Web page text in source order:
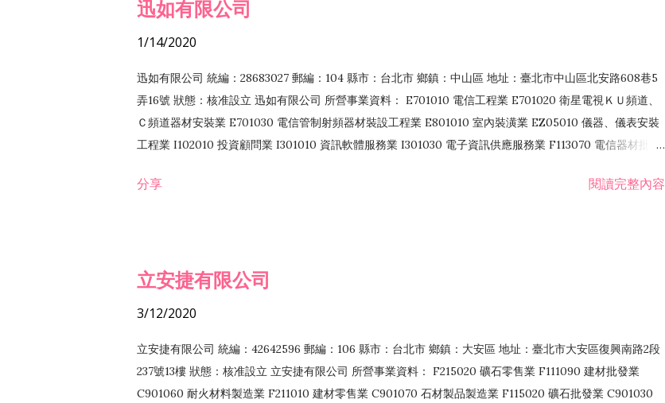
迅如有限公司
1/14/2020
迅如有限公司 統編：28683027 郵編：104 縣市：台北市 鄉鎮：中山區 地址：臺北市中山區北安路608巷5
弄16號 狀態：核准設立 迅如有限公司 所營事業資料： E701010 電信工程業 E701020 衛星電視ＫＵ頻道、
Ｃ頻道器材安裝業 E701030 電信管制射頻器材裝設工程業 E801010 室內裝潢業 EZ05010 儀器、儀表安裝
工程業 I102010 投資顧問業 I301010 資訊軟體服務業 I301030 電子資訊供應服務業 F113070 電信器材批發
務 F102030 菸酒批發業 F203020 菸酒零售業 F401171 酒類輸入業
分享 閱讀完整內容
立安捷有限公司
3/12/2020
立安捷有限公司 統編：42642596 郵編：106 縣市：台北市 鄉鎮：大安區 地址：臺北市大安區復興南路2段
237號13樓 狀態：核准設立 立安捷有限公司 所營事業資料： F215020 礦石零售業 F111090 建材批發業
C901060 耐火材料製造業 F211010 建材零售業 C901070 石材製品製造業 F115020 礦石批發業 C901030